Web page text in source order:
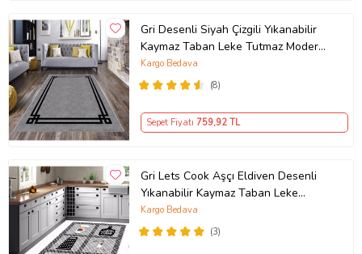
Gri Desenli Siyah Çizgili Yıkanabilir
Kaymaz Taban Leke Tutmaz Modern
Salon Halısı ve Yolluk
(8)
Kargo Bedava
Sepet Fiyatı 759,92 TL
Gri Lets Cook Aşçı Eldiven Desenli
Yıkanabilir Kaymaz Taban Leke
Tutmaz Modern Mutfak Halısı
(3)
Kargo Bedava